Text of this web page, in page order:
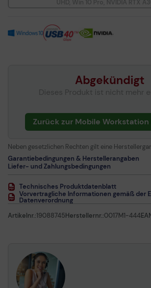
Abgekündigt
Dieses Produkt ist nicht mehr
Zurück zur Mobile Workstation
Neben gesetzlichen Rechten gilt eine
Garantiebedingungen & Herstellerangaben
Liefer- und Zahlungsbedingungen
Technisches Produktdatenblatt
Vorvertragliche Informationen gemäß der
Datenverordnung
Artikelnr.:19088745Herstellernr.:0017M1-444